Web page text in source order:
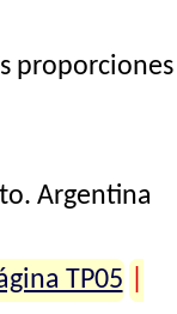
proporciones
. Argentina
TP05